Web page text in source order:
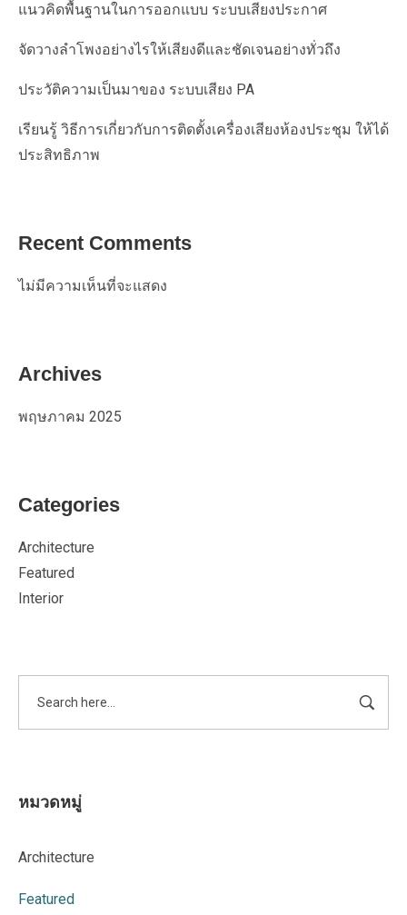
แนวคิดพื้นฐานในการออกแบบ ระบบเสียงประกาศ
จัดวางลำโพงอย่างไรให้เสียงดีและชัดเจนอย่างทั่วถึง
ประวัติความเป็นมาของ ระบบเสียง PA
เรียนรู้ วิธีการเกี่ยวกับการติดตั้งเครื่องเสียงห้องประชุม ให้ได้
ประสิทธิภาพ
Recent Comments
ไม่มีความเห็นที่จะแสดง
Archives
พฤษภาคม 2025
Categories
Architecture
Featured
Interior
หมวดหมู่
Architecture
Featured